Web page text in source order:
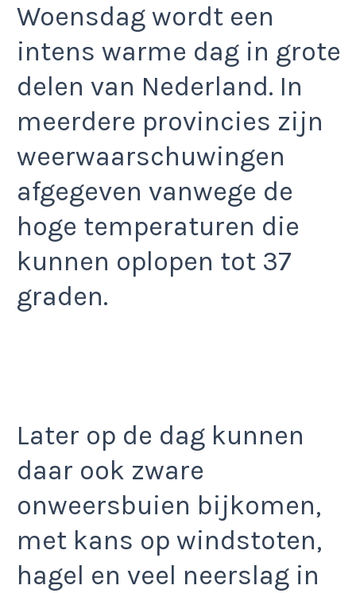
Woensdag wordt een
intens warme dag in grote
delen van Nederland. In
meerdere provincies zijn
weerwaarschuwingen
afgegeven vanwege de
hoge temperaturen die
kunnen oplopen tot 37
graden.
Later op de dag kunnen
daar ook zware
onweersbuien bijkomen,
met kans op windstoten,
hagel en veel neerslag in